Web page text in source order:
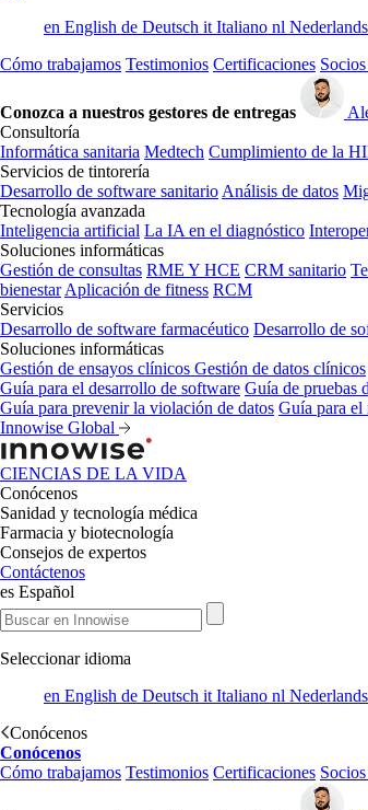
en English de Deutsch it Italiano nl Nederlands
Cómo trabajamos Testimonios Certificaciones
Conozca a nuestros gestores de entregas
Consultoría
Informática sanitaria Medtech Cumplimiento de la
Servicios de tintorería
Desarrollo de software sanitario Análisis de datos
Tecnología avanzada
Inteligencia artificial La IA en el diagnóstico
Soluciones informáticas
Gestión de consultas RME Y HCE CRM sanitario
bienestar Aplicación de fitness RCM
Servicios
Desarrollo de software farmacéutico Desarrollo de
Soluciones informáticas
Gestión de ensayos clínicos Gestión de datos clínicos
Guía para el desarrollo de software Guía de pruebas
Guía para prevenir la violación de datos Guía para el
Innowise Global
CIENCIAS DE LA VIDA
Conócenos
Sanidad y tecnología médica
Farmacia y biotecnología
Consejos de expertos
Contáctenos
es Español
Seleccionar idioma
en English de Deutsch it Italiano nl Nederlands
Conócenos
Conócenos
Cómo trabajamos Testimonios Certificaciones